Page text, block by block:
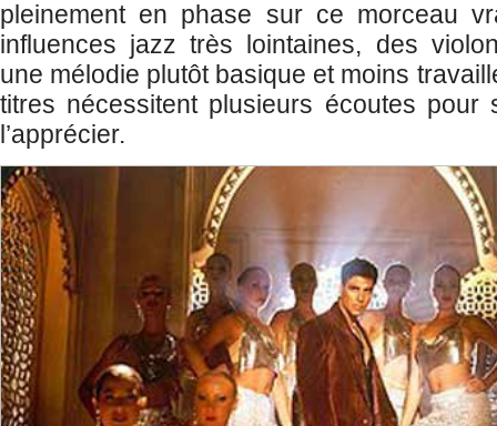
pleinement en phase sur ce morceau
influences jazz très lointaines, des
une mélodie plutôt basique et moins
titres nécessitent plusieurs écoutes pour
l’apprécier.